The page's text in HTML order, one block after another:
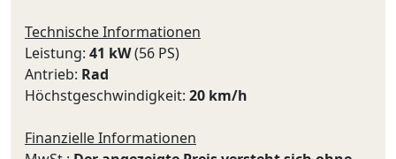
Technische Informationen
Leistung: 41 kW(56 PS)
Antrieb: Rad
Höchstgeschwindigkeit: 20 km/h
Finanzielle Informationen